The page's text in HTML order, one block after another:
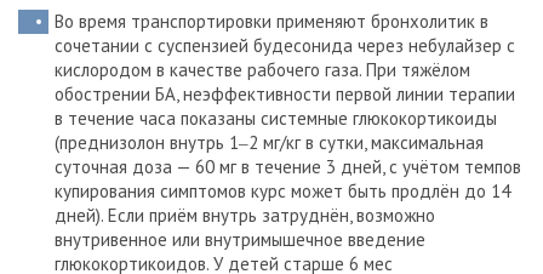
Во время транспортировки применяют бронхолитик в
сочетании с суспензией будесонида через небулайзер с
кислородом в качестве рабочего газа. При тяжёлом
обострении БА, неэффективности первой линии терапии
в течение часа показаны системные глюкокортикоиды
(преднизолон внутрь 1‒2 мг/кг в сутки, максимальная
суточная доза — 60 мг в течение 3 дней, с учётом темпов
купирования симптомов курс может быть продлён до 14
дней). Если приём внутрь затруднён, возможно
внутривенное или внутримышечное введение
глюкокортикоидов. У детей старше 6 мес